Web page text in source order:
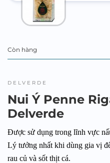
Còn hàng
DELVERDE
Nui Ý Penne
Delverde
Được sử dụng trong lĩnh vực
Lý tưởng nhất khi dùng gia vị
rau củ và sốt thịt cá.